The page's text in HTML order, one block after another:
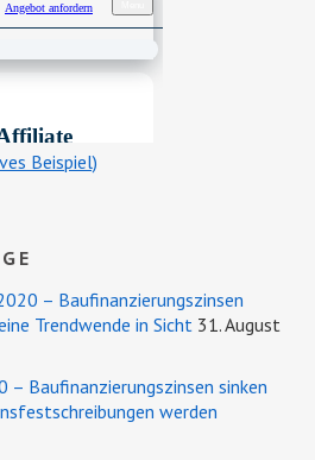
Beispiel)
– Baufinanzierungszinsen
Trendwende in Sicht 31. August
– Baufinanzierungszinsen sinken
werden